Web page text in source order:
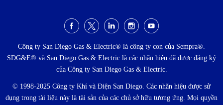
xãCông ty San Diego Gas & Electric® là công ty con của Sempra®.
SDG&E® và San Diego Gas & Electric là các nhãn hiệu đã được đăng ký
của Công ty San Diego Gas & Electric.
© 1998-2025 Công ty Khí và Điện San Diego. Các nhãn hiệu được sử
dụng trong tài liệu này là tài sản của các chủ sở hữu tương ứng. Mọi quyền